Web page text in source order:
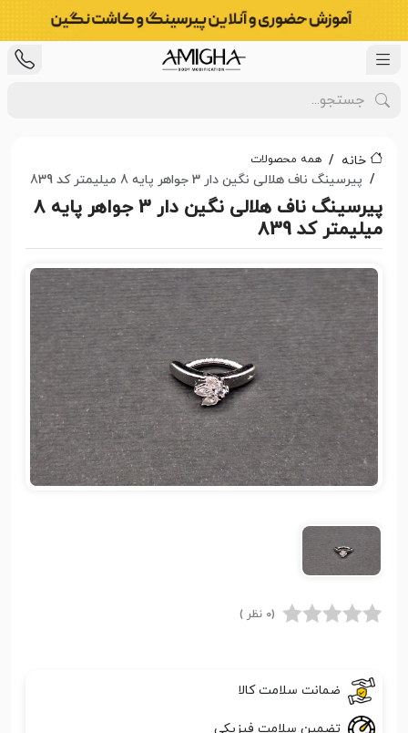
خانه همه محصولات
پیرسینگ ناف هلالی نگین دار 3 جواهر پایه 8 میلیمتر کد 839
پیرسینگ ناف هلالی نگین دار 3 جواهر پایه 8
میلیمتر کد 839
(0 نظر )
ضمانت سلامت کالا
تضمین سلامت فیزیکی